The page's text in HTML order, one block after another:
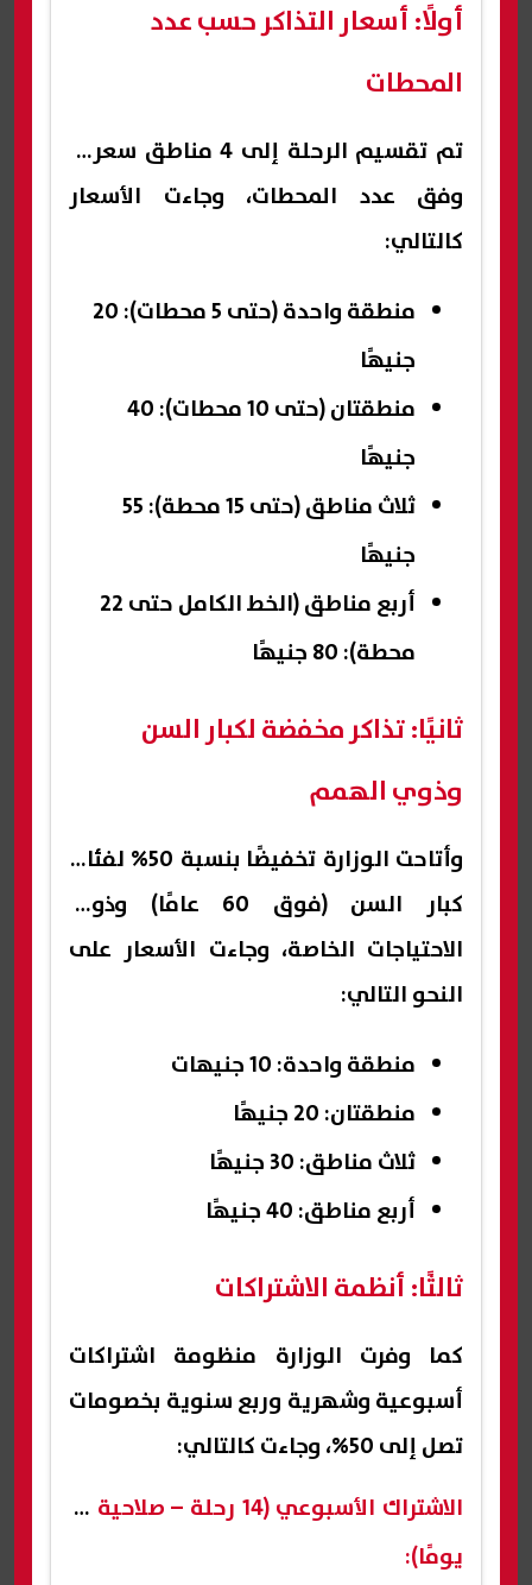
أولًا: أسعار التذاكر حسب عدد
المحطات
تم تقسيم الرحلة إلى 4 مناطق سعرية
وفق عدد المحطات، وجاءت الأسعار
كالتالي:
منطقة واحدة (حتى 5 محطات): 20
جنيهًا
منطقتان (حتى 10 محطات): 40
جنيهًا
ثلاث مناطق (حتى 15 محطة): 55
جنيهًا
أربع مناطق (الخط الكامل حتى 22
محطة): 80 جنيهًا
ثانيًا: تذاكر مخفضة لكبار السن
وذوي الهمم
وأتاحت الوزارة تخفيضًا بنسبة 50% لفئات
كبار السن (فوق 60 عامًا) وذوي
الاحتياجات الخاصة، وجاءت الأسعار على
النحو التالي:
منطقة واحدة: 10 جنيهات
منطقتان: 20 جنيهًا
ثلاث مناطق: 30 جنيهًا
أربع مناطق: 40 جنيهًا
ثالثًا: أنظمة الاشتراكات
كما وفرت الوزارة منظومة اشتراكات
أسبوعية وشهرية وربع سنوية بخصومات
تصل إلى 50%، وجاءت كالتالي:
الاشتراك الأسبوعي (14 رحلة – صلاحية 14
يومًا):